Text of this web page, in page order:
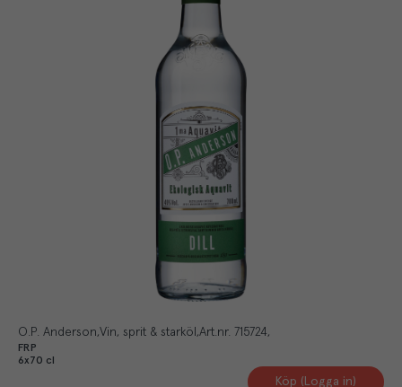
O.P. Anderson Vin, sprit & starköl Art.nr. 715724
FRP
6x70 cl
Köp (Logga in)